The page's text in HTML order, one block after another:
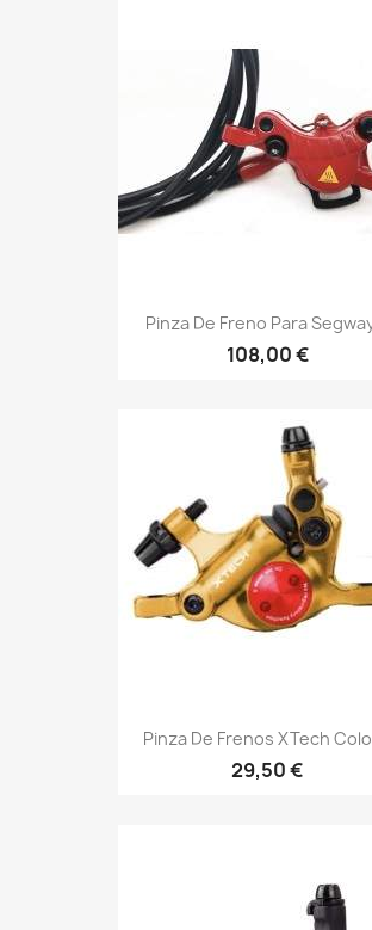
Pinza De Freno Para
108,00 €
Pinza De Frenos XTech
29,50 €